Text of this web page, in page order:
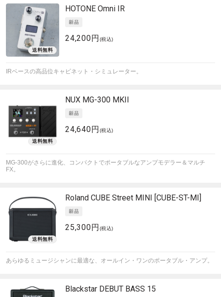
HOTONE Omni IR
24,200円 (税込)
IRベースの高品位キャビネット・シミュレーター。
NUX MG-300 MKII
24,640円 (税込)
MG-300がさらに進化、コンパクトでポータブルなアンプモデラー＆マルチ
FX。
Roland CUBE Street MINI [CUBE-ST-MI]
25,300円 (税込)
あらゆるミュージシャンに最適な、オールイン・ワンのポータブル・アンプ。
Blackstar DEBUT BASS 15